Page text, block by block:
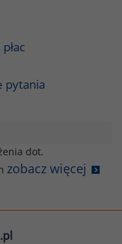
pytania
dot.
zobacz więcej